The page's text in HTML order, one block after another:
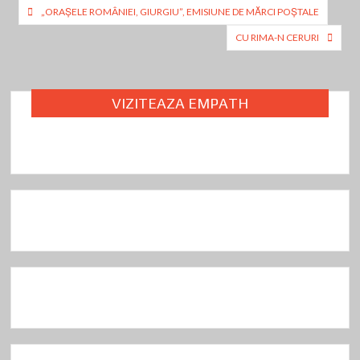
o n
ă
Navigare
„ORAȘELE ROMÂNIEI, GIURGIU”, EMISIUNE DE MĂRCI POȘTALE
CU RIMA-N CERURI
VIZITEAZA EMPATH